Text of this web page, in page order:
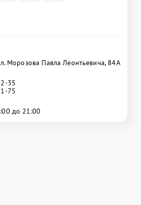
Морозова Павла Леонтьевича, 84А
35
75
до 21:00